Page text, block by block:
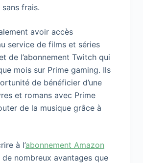
frais.
avoir accès
service de films et séries
de l’abonnement Twitch qui
mois sur Prime gaming. Ils
de bénéficier d’une
et romans avec Prime
de la musique grâce à
à l’abonnement Amazon
nombreux avantages que